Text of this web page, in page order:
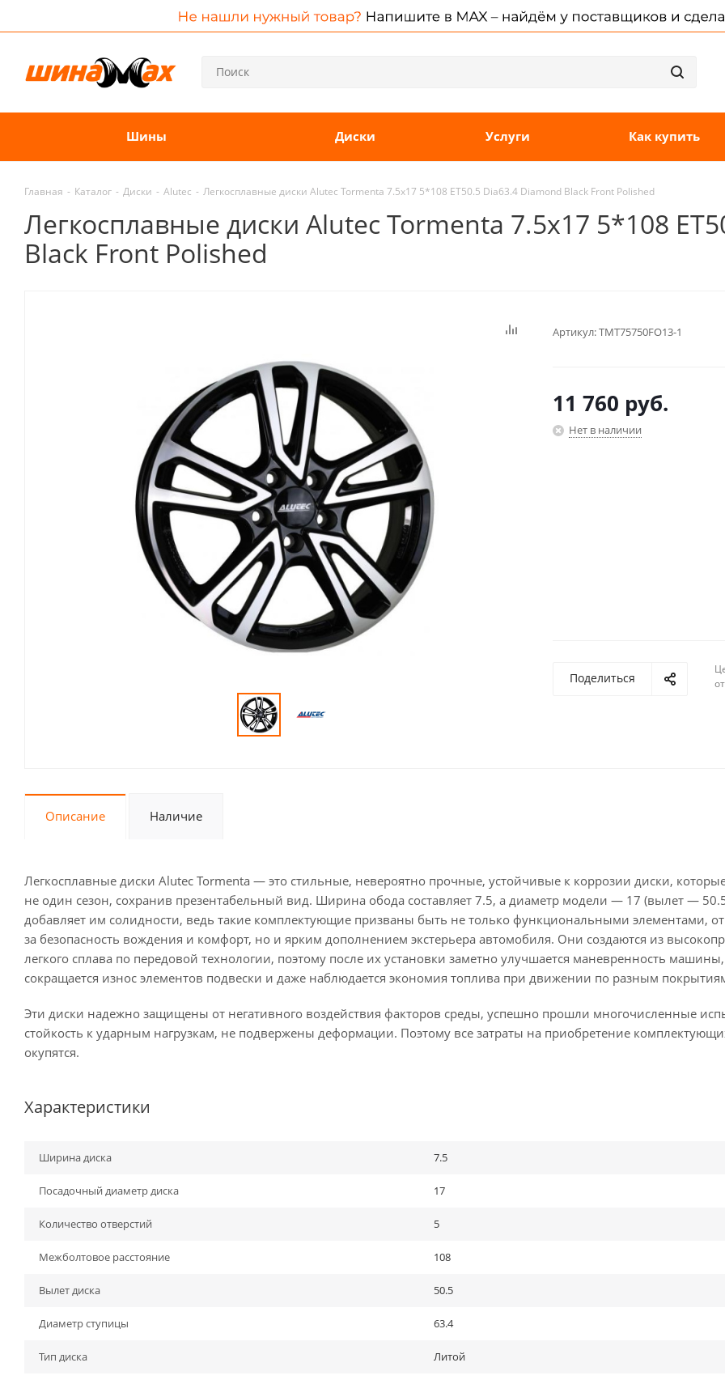
Шины Диски Услуги Как купить
Главная - Каталог - Диски - Alutec - Легкосплавные диски Alutec Tormenta 7.5x17 5*108 ET50.5 Dia63.4 Diamond Black Front Polished
Легкосплавные диски Alutec Tormenta 7.5x17 5*108
Black Front Polished
Артикул:TMT75750FO13-1
11 760 руб.
Нет в наличии
Поделиться
Описание Наличие
Легкосплавные диски Alutec Tormenta — это стильные, невероятно прочные, устойчивые к коррозии диски,
не один сезон, сохранив презентабельный вид. Ширина обода составляет 7.5, а диаметр модели — 17 (вылет —
добавляет им солидности, ведь такие комплектующие призваны быть не только функциональными элементами,
за безопасность вождения и комфорт, но и ярким дополнением экстерьера автомобиля. Они создаются из
легкого сплава по передовой технологии, поэтому после их установки заметно улучшается маневренность машины,
сокращается износ элементов подвески и даже наблюдается экономия топлива при движении по разным
Эти диски надежно защищены от негативного воздействия факторов среды, успешно прошли многочисленные
стойкость к ударным нагрузкам, не подвержены деформации. Поэтому все затраты на приобретение
окупятся.
Характеристики
Ширина диска 7.5
Посадочный диаметр диска 17
Количество отверстий 5
Межболтовое расстояние 108
Вылет диска 50.5
Диаметр ступицы 63.4
Тип диска Литой